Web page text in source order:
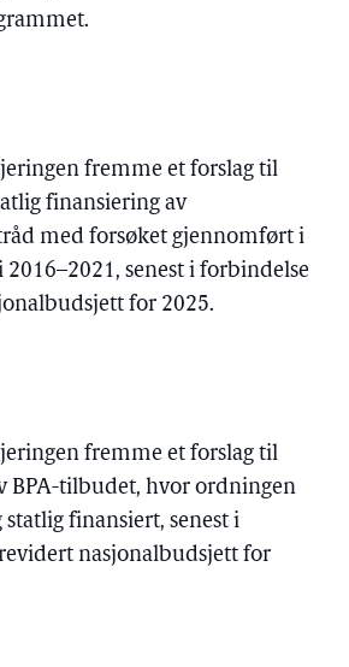
fremme et forslag til
finansiering av
med forsøket gjennomført i
senest i forbindelse
for 2025.
fremme et forslag til
BPA-tilbudet, hvor ordningen
finansiert, senest i
nasjonalbudsjett for